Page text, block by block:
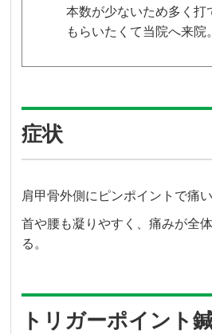
本数が少ないため多く打
もらいたくて当院へ来院。
症状
肩甲骨外側にピンポイントで痛
首や腰も凝りやすく、痛みが全
る。
トリガーポイント